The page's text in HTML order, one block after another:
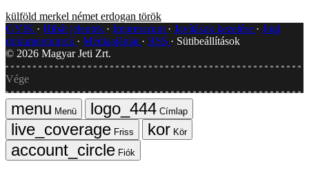
külföld merkel német erdogan török
GYIK
Hibát jelentek Impresszum Javítások kezelése
Jogi
dokumentumok
Médiaajánlat RSS
Sütibeállítások
© 2026 Magyar Jeti Zrt.
Vége
Menü
Címlap
Friss
Kör
Fiók